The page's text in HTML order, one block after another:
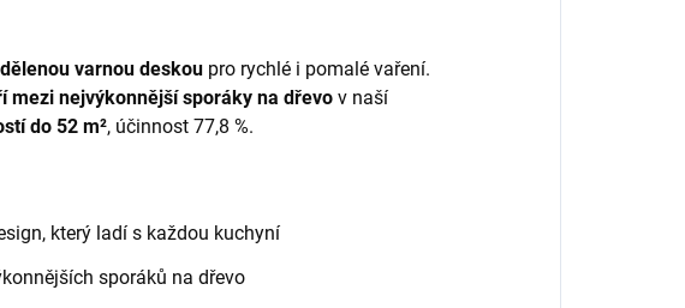
varnou deskou pro rychlé i pomalé vaření.
mezi nejvýkonnější sporáky na dřevo v naší
do 52 m², účinnost 77,8 %.
který ladí s každou kuchyní
sporáků na dřevo